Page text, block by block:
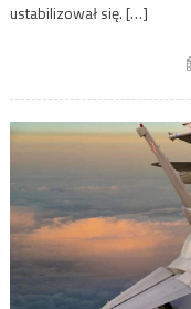
ustabilizował się. […]